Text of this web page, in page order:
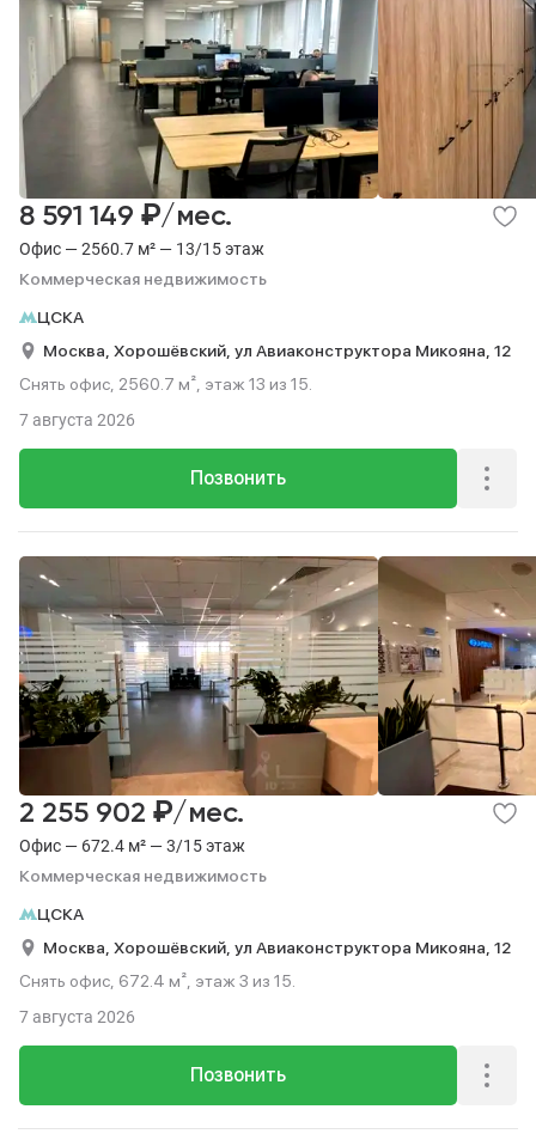
Офис — 2560.7 м² — 13/15 этаж
Коммерческая недвижимость
8 591 149 ₽/мес.
ЦСКА
Москва, Хорошёвский, ул Авиаконструктора Микояна, 12
Снять офис, 2560.7 м², этаж 13 из 15.
Позвонить
7 августа 2026
Офис — 672.4 м² — 3/15 этаж
Коммерческая недвижимость
2 255 902 ₽/мес.
ЦСКА
Москва, Хорошёвский, ул Авиаконструктора Микояна, 12
Снять офис, 672.4 м², этаж 3 из 15.
Позвонить
7 августа 2026